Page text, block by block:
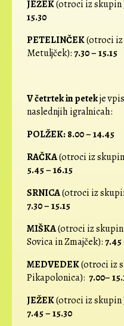
JEŽEK(otroci iz skupin
15.30
PETELINČEK(otroci
Metuljček):7.30 – 15.15
V četrtek in petekje
naslednjih igralnicah:
POLŽEK: 8.00 – 14.45
RAČKA(otroci iz
5.45 – 16.15
SRNICA(otroci iz
7.30 – 15.15
MIŠKA(otroci iz
Sovica in Zmajček):7.45
MEDVEDEK(otroci iz
Pikapolonica): 7.00–
JEŽEK(otroci iz skupin
7.45 – 15.30